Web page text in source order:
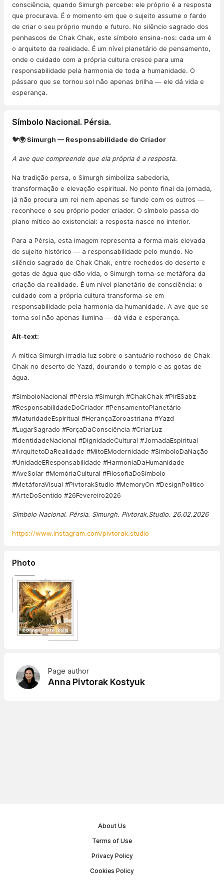
consciência, quando Simurgh percebe: ele próprio é a resposta
que procurava. É o momento em que o sujeito assume o fardo
de criar o seu próprio mundo e futuro. No silêncio sagrado dos
penhascos de Chak Chak, este símbolo ensina-nos: cada um é
o arquiteto da realidade. É um nível planetário de pensamento,
onde o cuidado com a própria cultura cresce para uma
responsabilidade pela harmonia de toda a humanidade. O
pássaro que se tornou sol não apenas brilha — ele dá vida e
esperança.
Símbolo Nacional. Pérsia.
🐦🌍 Simurgh — Responsabilidade do Criador
A ave que compreende que ela própria é a resposta.
Na tradição persa, o Simurgh simboliza sabedoria,
transformação e elevação espiritual. No ponto final da jornada,
já não procura um rei nem apenas se funde com os outros —
reconhece o seu próprio poder criador. O símbolo passa do
plano mítico ao existencial: a resposta nasce no interior.
Para a Pérsia, esta imagem representa a forma mais elevada
de sujeito histórico — a responsabilidade pelo mundo. No
silêncio sagrado de Chak Chak, entre rochedos do deserto e
gotas de água que dão vida, o Simurgh torna-se metáfora da
criação da realidade. É um nível planetário de consciência: o
cuidado com a própria cultura transforma-se em
responsabilidade pela harmonia da humanidade. A ave que se
torna sol não apenas ilumina — dá vida e esperança.
Alt-text:
A mítica Simurgh irradia luz sobre o santuário rochoso de Chak
Chak no deserto de Yazd, dourando o templo e as gotas de
água.
#SímboloNacional #Pérsia #Simurgh #ChakChak #PirESabz
#ResponsabilidadeDoCriador #PensamentoPlanetário
#MaturidadeEspiritual #HerançaZoroastriana #Yazd
#LugarSagrado #ForçaDaConsciência #CriarLuz
#IdentidadeNacional #DignidadeCultural #JornadaEspiritual
#ArquitetoDaRealidade #MitoEModernidade #SímboloDaNação
#UnidadeEResponsabilidade #HarmoniaDaHumanidade
#AveSolar #MemóriaCultural #FilosofiaDoSímbolo
#MetáforaVisual #PivtorakStudio #MemoryOn #DesignPolítico
#ArteDoSentido #26Fevereiro2026
Símbolo Nacional. Pérsia. Simurgh. Pivtorak.Studio. 26.02.2026
https://www.instagram.com/pivtorak.studio
Photo
Page author
Anna Pivtorak Kostyuk
About Us
Terms of Use
Privacy Policy
Cookies Policy